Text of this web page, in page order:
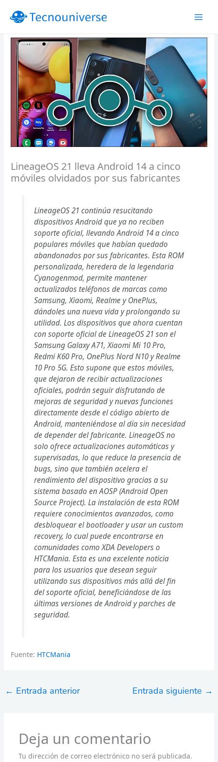
LineageOS 21 lleva Android 14 a cinco
móviles olvidados por sus fabricantes
LineageOS 21 continúa resucitando
dispositivos Android que ya no reciben
soporte oficial, llevando Android 14 a cinco
populares móviles que habían quedado
abandonados por sus fabricantes. Esta ROM
personalizada, heredera de la legendaria
Cyanogenmod, permite mantener
actualizados teléfonos de marcas como
Samsung, Xiaomi, Realme y OnePlus,
dándoles una nueva vida y prolongando su
utilidad. Los dispositivos que ahora cuentan
con soporte oficial de LineageOS 21 son el
Samsung Galaxy A71, Xiaomi Mi 10 Pro,
Redmi K60 Pro, OnePlus Nord N10 y Realme
10 Pro 5G. Esto supone que estos móviles,
que dejaron de recibir actualizaciones
oficiales, podrán seguir disfrutando de
mejoras de seguridad y nuevas funciones
directamente desde el código abierto de
Android, manteniéndose al día sin necesidad
de depender del fabricante. LineageOS no
solo ofrece actualizaciones automáticas y
supervisadas, lo que reduce la presencia de
bugs, sino que también acelera el
rendimiento del dispositivo gracias a su
sistema basado en AOSP (Android Open
Source Project). La instalación de esta ROM
requiere conocimientos avanzados, como
desbloquear el bootloader y usar un custom
recovery, lo cual puede encontrarse en
comunidades como XDA Developers o
HTCMania. Esta es una excelente noticia
para los usuarios que desean seguir
utilizando sus dispositivos más allá del fin
del soporte oficial, beneficiándose de las
últimas versiones de Android y parches de
seguridad.
Fuente: HTCMania
← Entrada anterior Entrada siguiente →
Deja un comentario
Tu dirección de correo electrónico no será publicada.